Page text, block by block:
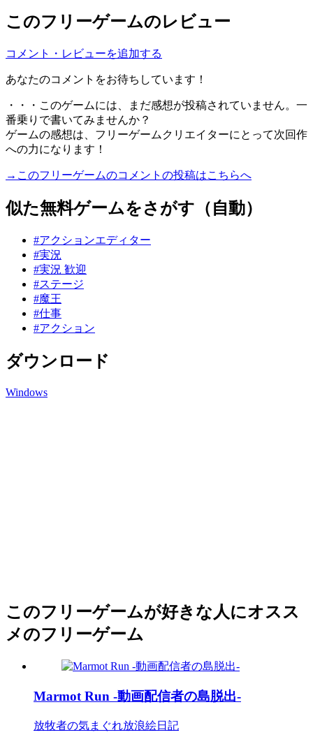
このフリーゲームのレビュー
コメント・レビューを追加する
あなたのコメントをお待ちしています！
・・・このゲームには、まだ感想が投稿されていません。一
番乗りで書いてみませんか？
ゲームの感想は、フリーゲームクリエイターにとって次回作
への力になります！
→このフリーゲームのコメントの投稿はこちらへ
似た無料ゲームをさがす（自動）
#アクションエディター
#実況
#実況 歓迎
#ステージ
#魔王
#仕事
#アクション
ダウンロード
Windows
このフリーゲームが好きな人にオスス
メのフリーゲーム
Marmot Run -動画配信者の島脱出-
放牧者の気まぐれ放浪絵日記